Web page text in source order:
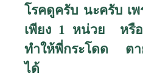
โรคดูครับ นะครับ เพ
เพียง 1 หน่วย หรือ
ทำให้พี่กระโดด ตา
ได้